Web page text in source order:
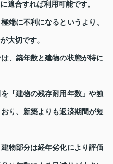
適合すれば利用可能です。
端に不利になるというより、
大切です。
、築年数と建物の状態が特に
「建物の残存耐用年数」や独
り、新築よりも返済期間が短
物部分は経年劣化により評価